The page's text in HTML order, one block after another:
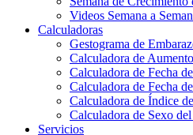
Videos Semana a
Calculadoras
Gestograma de
Calculadora de
Calculadora de Fecha
Calculadora de Fecha
Calculadora de Índice
Calculadora de Sexo
Servicios